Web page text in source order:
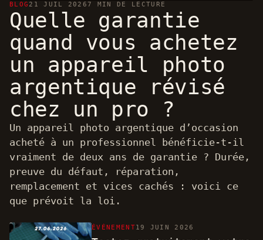
BLOG 21 JUIL 20267 MIN DE LECTURE
Quelle garantie
quand vous achetez
un appareil photo
argentique révisé
chez un pro ?
Un appareil photo argentique d’occasion
acheté à un professionnel bénéficie-t-il
vraiment de deux ans de garantie ? Durée,
preuve du défaut, réparation,
remplacement et vices cachés : voici ce
que prévoit la loi.
ÉVÉNEMENT19 JUIN 2026